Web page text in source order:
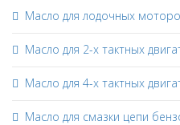
Масло для лодочных
Масло для 2-х тактных
Масло для 4-х тактных
Масло для смазки цепи